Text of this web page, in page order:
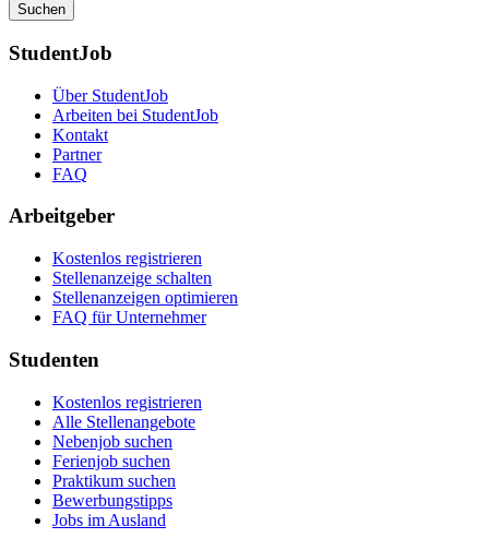
Suchen
StudentJob
Über StudentJob
Arbeiten bei StudentJob
Kontakt
Partner
FAQ
Arbeitgeber
Kostenlos registrieren
Stellenanzeige schalten
Stellenanzeigen optimieren
FAQ für Unternehmer
Studenten
Kostenlos registrieren
Alle Stellenangebote
Nebenjob suchen
Ferienjob suchen
Praktikum suchen
Bewerbungstipps
Jobs im Ausland